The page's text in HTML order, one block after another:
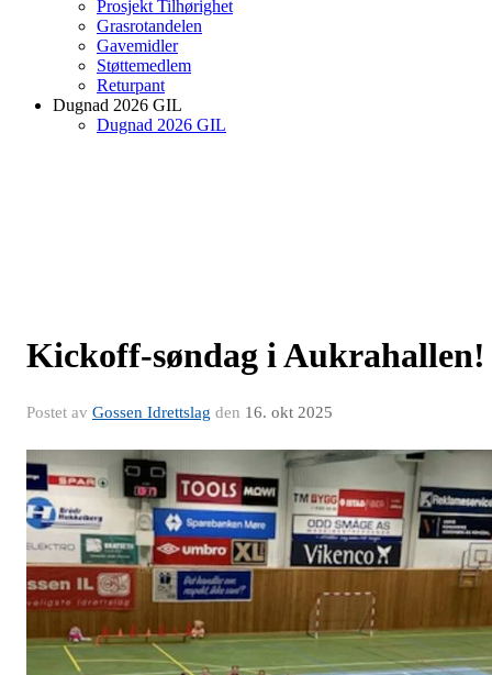
Prosjekt Tilhørighet
Grasrotandelen
Gavemidler
Støttemedlem
Returpant
Dugnad 2026 GIL
Dugnad 2026 GIL
Kickoff-søndag i Aukrahallen!
Postet av Gossen Idrettslag den 16. okt 2025